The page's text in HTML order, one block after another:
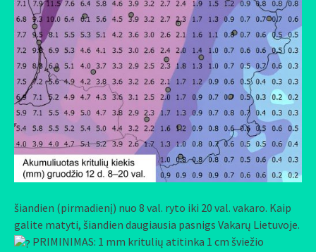
šiandien (pirmadienį) nuo 8 val. ryto iki 20 val. vakaro. Kaip
galite matyti, šiandien daugiausia pasnigs Vakarų Lietuvoje.
PRIMINIMAS: 1 mm kritulių atitinka 1 cm šviežio